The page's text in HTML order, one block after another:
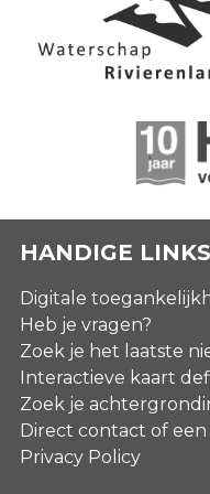
HANDIGE LINKS
Digitale
Heb je vragen?
Zoek je het laatste
Interactieve kaart
Zoek je
Direct contact of een
Privacy Policy